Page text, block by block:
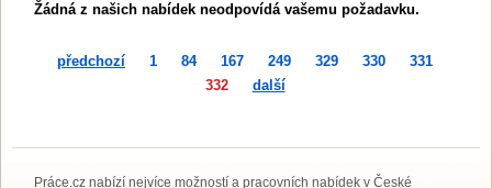
Žádná z našich nabídek neodpovídá vašemu požadavku.
předchozí 1 84 167 249 329 330
331
332
další
Práce.cz nabízí nejvíce možností a pracovních nabídek v České